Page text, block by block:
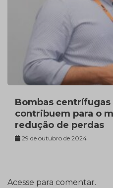
Bombas
contribuem para o
redução de perdas
29 de outubro de 2024
Acesse para comentar.